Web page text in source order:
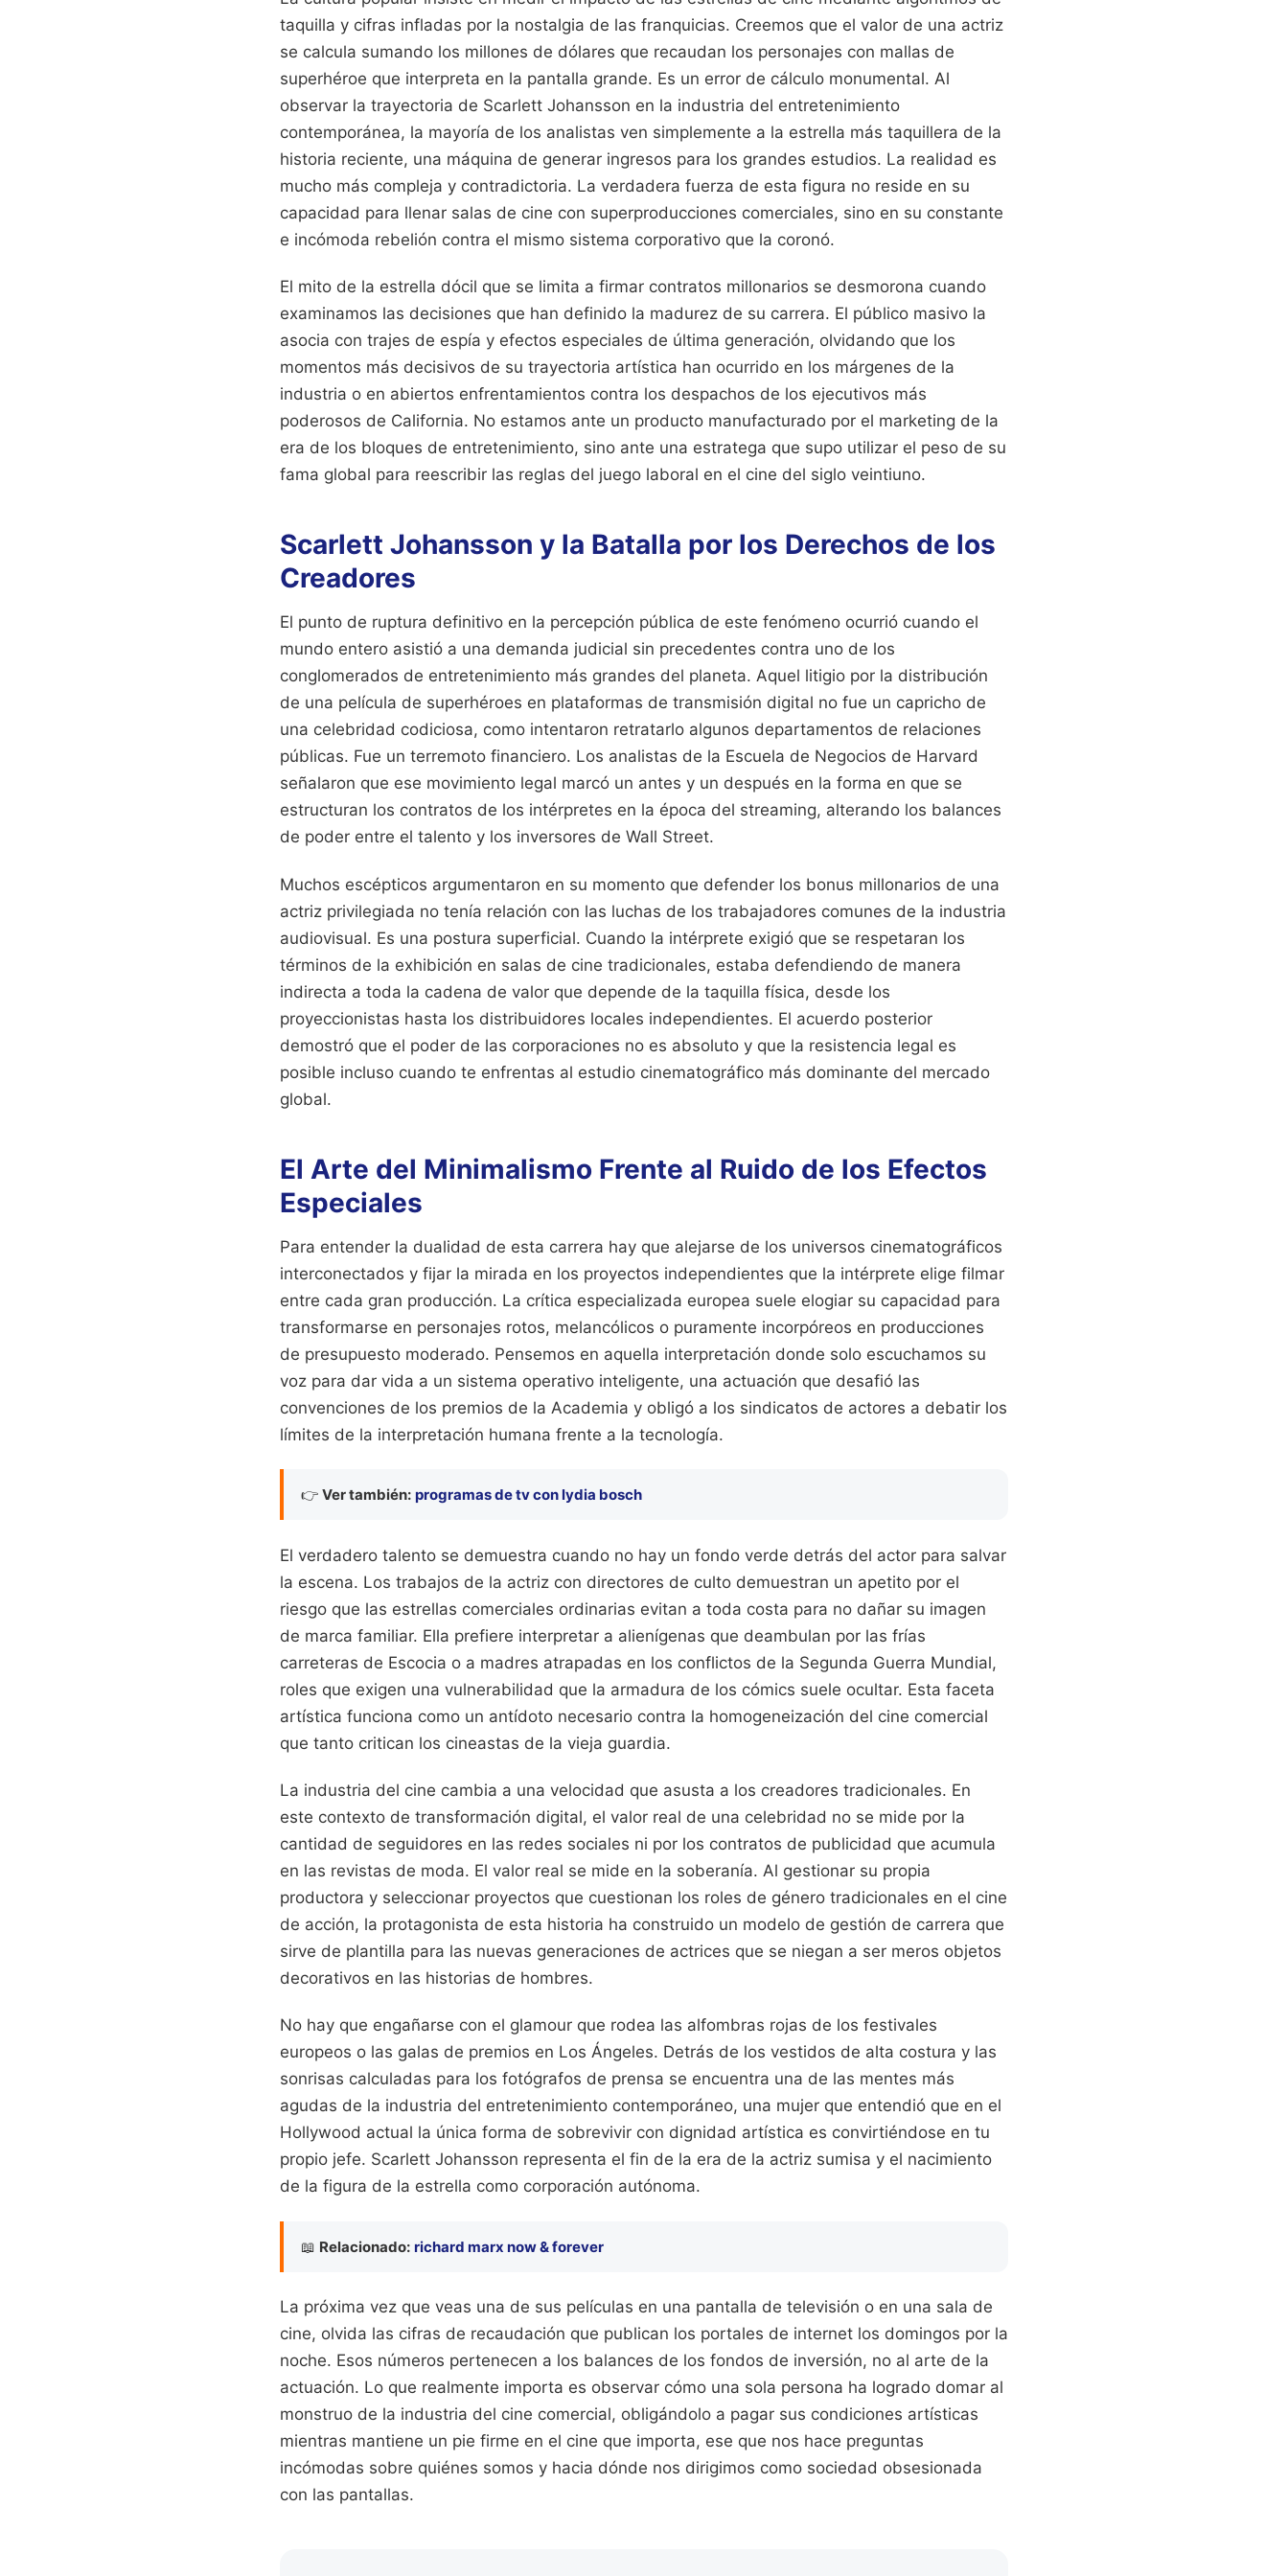
taquilla y cifras infladas por la nostalgia de las franquicias. Creemos que el valor de una actriz
se calcula sumando los millones de dólares que recaudan los personajes con mallas de
superhéroe que interpreta en la pantalla grande. Es un error de cálculo monumental. Al
observar la trayectoria de Scarlett Johansson en la industria del entretenimiento
contemporánea, la mayoría de los analistas ven simplemente a la estrella más taquillera de la
historia reciente, una máquina de generar ingresos para los grandes estudios. La realidad es
mucho más compleja y contradictoria. La verdadera fuerza de esta figura no reside en su
capacidad para llenar salas de cine con superproducciones comerciales, sino en su constante
e incómoda rebelión contra el mismo sistema corporativo que la coronó.
El mito de la estrella dócil que se limita a firmar contratos millonarios se desmorona cuando
examinamos las decisiones que han definido la madurez de su carrera. El público masivo la
asocia con trajes de espía y efectos especiales de última generación, olvidando que los
momentos más decisivos de su trayectoria artística han ocurrido en los márgenes de la
industria o en abiertos enfrentamientos contra los despachos de los ejecutivos más
poderosos de California. No estamos ante un producto manufacturado por el marketing de la
era de los bloques de entretenimiento, sino ante una estratega que supo utilizar el peso de su
fama global para reescribir las reglas del juego laboral en el cine del siglo veintiuno.
Scarlett Johansson y la Batalla por los Derechos de los
Creadores
El punto de ruptura definitivo en la percepción pública de este fenómeno ocurrió cuando el
mundo entero asistió a una demanda judicial sin precedentes contra uno de los
conglomerados de entretenimiento más grandes del planeta. Aquel litigio por la distribución
de una película de superhéroes en plataformas de transmisión digital no fue un capricho de
una celebridad codiciosa, como intentaron retratarlo algunos departamentos de relaciones
públicas. Fue un terremoto financiero. Los analistas de la Escuela de Negocios de Harvard
señalaron que ese movimiento legal marcó un antes y un después en la forma en que se
estructuran los contratos de los intérpretes en la época del streaming, alterando los balances
de poder entre el talento y los inversores de Wall Street.
Muchos escépticos argumentaron en su momento que defender los bonus millonarios de una
actriz privilegiada no tenía relación con las luchas de los trabajadores comunes de la industria
audiovisual. Es una postura superficial. Cuando la intérprete exigió que se respetaran los
términos de la exhibición en salas de cine tradicionales, estaba defendiendo de manera
indirecta a toda la cadena de valor que depende de la taquilla física, desde los
proyeccionistas hasta los distribuidores locales independientes. El acuerdo posterior
demostró que el poder de las corporaciones no es absoluto y que la resistencia legal es
posible incluso cuando te enfrentas al estudio cinematográfico más dominante del mercado
global.
El Arte del Minimalismo Frente al Ruido de los Efectos
Especiales
Para entender la dualidad de esta carrera hay que alejarse de los universos cinematográficos
interconectados y fijar la mirada en los proyectos independientes que la intérprete elige filmar
entre cada gran producción. La crítica especializada europea suele elogiar su capacidad para
transformarse en personajes rotos, melancólicos o puramente incorpóreos en producciones
de presupuesto moderado. Pensemos en aquella interpretación donde solo escuchamos su
voz para dar vida a un sistema operativo inteligente, una actuación que desafió las
convenciones de los premios de la Academia y obligó a los sindicatos de actores a debatir los
límites de la interpretación humana frente a la tecnología.
👉 Ver también: programas de tv con lydia bosch
El verdadero talento se demuestra cuando no hay un fondo verde detrás del actor para salvar
la escena. Los trabajos de la actriz con directores de culto demuestran un apetito por el
riesgo que las estrellas comerciales ordinarias evitan a toda costa para no dañar su imagen
de marca familiar. Ella prefiere interpretar a alienígenas que deambulan por las frías
carreteras de Escocia o a madres atrapadas en los conflictos de la Segunda Guerra Mundial,
roles que exigen una vulnerabilidad que la armadura de los cómics suele ocultar. Esta faceta
artística funciona como un antídoto necesario contra la homogeneización del cine comercial
que tanto critican los cineastas de la vieja guardia.
La industria del cine cambia a una velocidad que asusta a los creadores tradicionales. En
este contexto de transformación digital, el valor real de una celebridad no se mide por la
cantidad de seguidores en las redes sociales ni por los contratos de publicidad que acumula
en las revistas de moda. El valor real se mide en la soberanía. Al gestionar su propia
productora y seleccionar proyectos que cuestionan los roles de género tradicionales en el cine
de acción, la protagonista de esta historia ha construido un modelo de gestión de carrera que
sirve de plantilla para las nuevas generaciones de actrices que se niegan a ser meros objetos
decorativos en las historias de hombres.
No hay que engañarse con el glamour que rodea las alfombras rojas de los festivales
europeos o las galas de premios en Los Ángeles. Detrás de los vestidos de alta costura y las
sonrisas calculadas para los fotógrafos de prensa se encuentra una de las mentes más
agudas de la industria del entretenimiento contemporáneo, una mujer que entendió que en el
Hollywood actual la única forma de sobrevivir con dignidad artística es convirtiéndose en tu
propio jefe. Scarlett Johansson representa el fin de la era de la actriz sumisa y el nacimiento
de la figura de la estrella como corporación autónoma.
📖 Relacionado: richard marx now & forever
La próxima vez que veas una de sus películas en una pantalla de televisión o en una sala de
cine, olvida las cifras de recaudación que publican los portales de internet los domingos por la
noche. Esos números pertenecen a los balances de los fondos de inversión, no al arte de la
actuación. Lo que realmente importa es observar cómo una sola persona ha logrado domar al
monstruo de la industria del cine comercial, obligándolo a pagar sus condiciones artísticas
mientras mantiene un pie firme en el cine que importa, ese que nos hace preguntas
incómodas sobre quiénes somos y hacia dónde nos dirigimos como sociedad obsesionada
con las pantallas.